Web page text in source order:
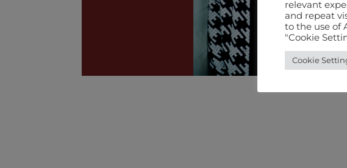
relevant
and repeat
to the use of
"Cookie
Cookie